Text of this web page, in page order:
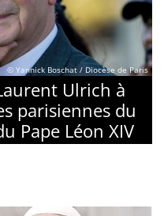
© Yannick Boschat / Diocèse de Paris
Ulrich à
parisiennes du
Pape Léon XIV